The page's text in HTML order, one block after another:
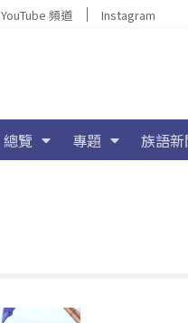
YouTube 頻道 Instagram
總覽 專題 族語新